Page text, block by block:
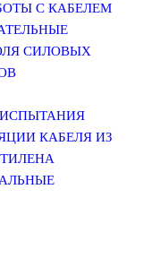
С КАБЕЛЕМ
СИЛОВЫХ
КАБЕЛЯ ИЗ